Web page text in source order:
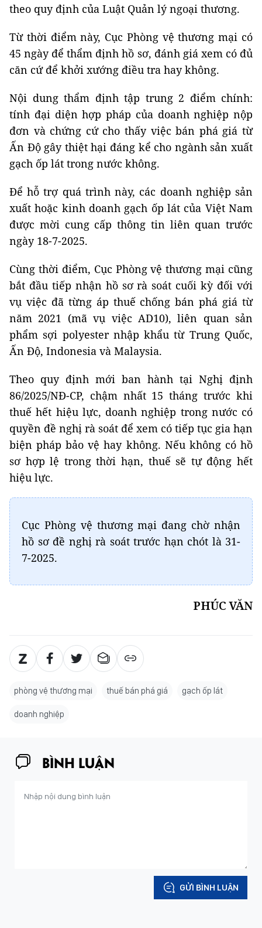
theo quy định của Luật Quản lý ngoại thương.
Từ thời điểm này, Cục Phòng vệ thương mại có
45 ngày để thẩm định hồ sơ, đánh giá xem có đủ
căn cứ để khởi xướng điều tra hay không.
Nội dung thẩm định tập trung 2 điểm chính:
tính đại diện hợp pháp của doanh nghiệp nộp
đơn và chứng cứ cho thấy việc bán phá giá từ
Ấn Độ gây thiệt hại đáng kể cho ngành sản xuất
gạch ốp lát trong nước không.
Để hỗ trợ quá trình này, các doanh nghiệp sản
xuất hoặc kinh doanh gạch ốp lát của Việt Nam
được mời cung cấp thông tin liên quan trước
ngày 18-7-2025.
Cùng thời điểm, Cục Phòng vệ thương mại cũng
bắt đầu tiếp nhận hồ sơ rà soát cuối kỳ đối với
vụ việc đã từng áp thuế chống bán phá giá từ
năm 2021 (mã vụ việc AD10), liên quan sản
phẩm sợi polyester nhập khẩu từ Trung Quốc,
Ấn Độ, Indonesia và Malaysia.
Theo quy định mới ban hành tại Nghị định
86/2025/NĐ-CP, chậm nhất 15 tháng trước khi
thuế hết hiệu lực, doanh nghiệp trong nước có
quyền đề nghị rà soát để xem có tiếp tục gia hạn
biện pháp bảo vệ hay không. Nếu không có hồ
sơ hợp lệ trong thời hạn, thuế sẽ tự động hết
hiệu lực.
Cục Phòng vệ thương mại đang chờ nhận
hồ sơ đề nghị rà soát trước hạn chót là 31-
7-2025.
PHÚC VĂN
phòng vệ thương mại thuế bán phá giá gạch ốp lát
doanh nghiệp
BÌNH LUẬN
GỬI BÌNH LUẬN